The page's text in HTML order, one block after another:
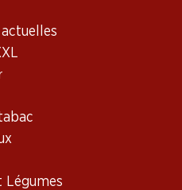
Légumes
Schaffhouse
Schaffhausen